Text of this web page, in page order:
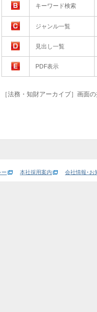
キーワード検索
ジャンル一覧
見出し一覧
PDF表示
［法務・知財アーカイブ］画面
ー 本社採用案内 会社情報･お